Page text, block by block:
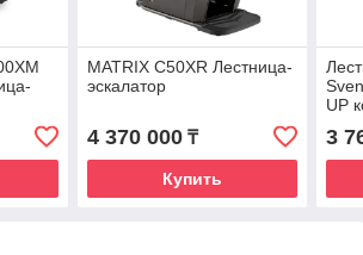
MATRIX C50XR Лестница-
эскалатор
4 370 000₸
Купить
UP
3